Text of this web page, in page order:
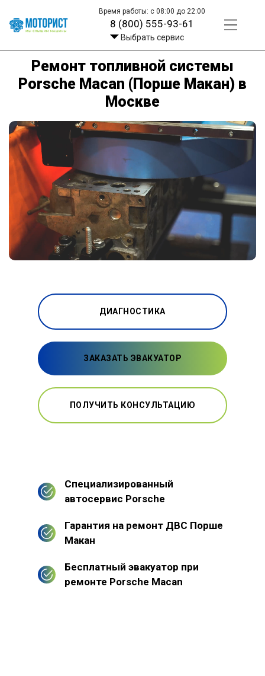
Время работы: с 08:00 до 22:00
8 (800) 555-93-61
Выбрать сервис
Ремонт топливной системы
Porsche Macan (Порше Макан) в
Москве
ДИАГНОСТИКА
ЗАКАЗАТЬ ЭВАКУАТОР
ПОЛУЧИТЬ КОНСУЛЬТАЦИЮ
Специализированный
автосервис Porsche
Гарантия на ремонт ДВС Порше
Макан
Бесплатный эвакуатор при
ремонте Porsche Macan